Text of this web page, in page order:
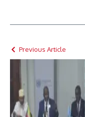
Previous Article